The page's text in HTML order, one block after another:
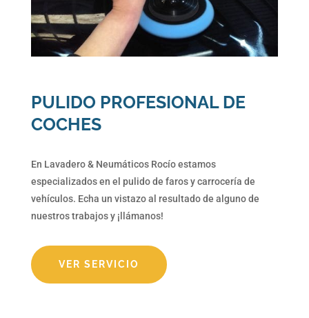
PULIDO PROFESIONAL DE
COCHES
En Lavadero & Neumáticos Rocío estamos
especializados en el pulido de faros y carrocería de
vehículos. Echa un vistazo al resultado de alguno de
nuestros trabajos y ¡llámanos!
VER SERVICIO